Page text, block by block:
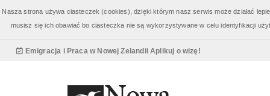
Bilety Nowa Zelandiaod 3960 zł
Wycieczki Nowa Zelandia od 3810 zł
Emigracja i Praca w Nowej ZelandiiAplikuj o wizę!
Nasza strona używa ciasteczek (cookies), dzięki którym nasz serwis może działać
musisz się ich obawiać bo ciasteczka nie są wykorzystywane w celu identyfikacji